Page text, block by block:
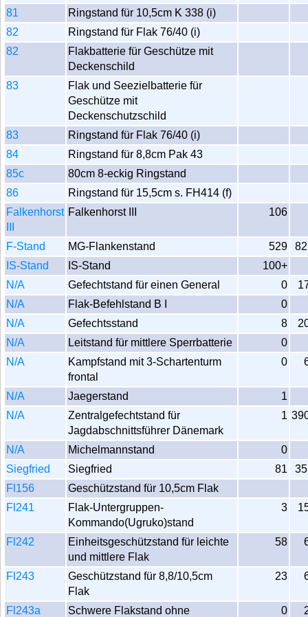
81
Ringstand für 10,5cm K 338 (i)
82
Ringstand für Flak 76/40 (i)
82
Flakbatterie für Geschütze mit
Deckenschild
83
Flak und Seezielbatterie für
Geschütze mit
Deckenschutzschild
83
Ringstand für Flak 76/40 (i)
84
Ringstand für 8,8cm Pak 43
85c
80cm 8-eckig Ringstand
86
Ringstand für 15,5cm s. FH414 (f)
Falkenhorst Falkenhorst III 106
F-Stand MG-Flankenstand 529
IS-Stand
IS-Stand
100+
N/A
Gefechtstand für einen General 0
N/A
Flak-Befehlstand B I
0
N/A
Gefechtsstand 8
N/A
Leitstand für mittlere Sperrbatterie
0
N/A
Kampfstand mit 3-Schartenturm
frontal
0
N/A Jaegerstand
1
N/A
Zentralgefechtstand für
Jagdabschnittsführer Dänemark
1
N/A Michelmannstand
0
Siegfried
Siegfried 81
Fl156
Geschützstand für 10,5cm Flak
Fl241
Flak-Untergruppen-
Kommando(Ugruko)stand
3
Fl242
Einheitsgeschützstand für leichte
und mittlere Flak
58
Fl243
Geschützstand für 8,8/10,5cm
Flak
23
Fl243a
Schwere Flakstand ohne
0